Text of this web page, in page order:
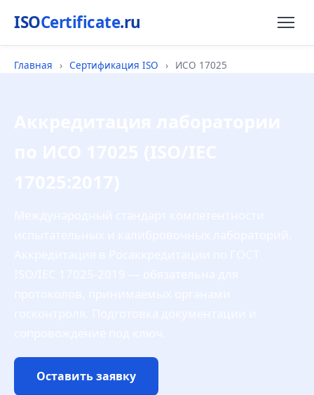
ISOCertificate.ru
Главная › Сертификация ISO › ИСО 17025
Оставить заявку